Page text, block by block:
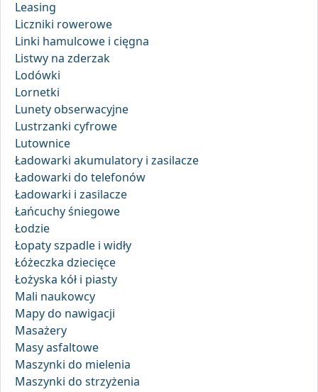
Leasing
Liczniki rowerowe
Linki hamulcowe i cięgna
Listwy na zderzak
Lodówki
Lornetki
Lunety obserwacyjne
Lustrzanki cyfrowe
Lutownice
Ładowarki akumulatory i zasilacze
Ładowarki do telefonów
Ładowarki i zasilacze
Łańcuchy śniegowe
Łodzie
Łopaty szpadle i widły
Łóżeczka dziecięce
Łożyska kół i piasty
Mali naukowcy
Mapy do nawigacji
Masażery
Masy asfaltowe
Maszynki do mielenia
Maszynki do strzyżenia